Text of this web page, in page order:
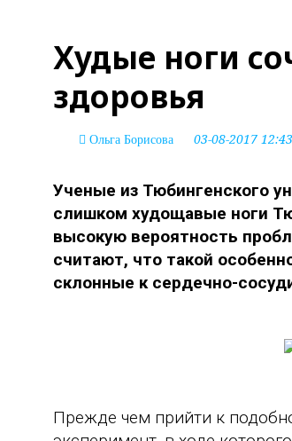
Худые ноги
здоровья
Ольга Борисова 03-08-2017 12:43
Ученые из Тюбингенского
слишком худощавые ноги
высокую вероятность
считают, что такой
склонные к сердечно-
Прежде чем прийти к